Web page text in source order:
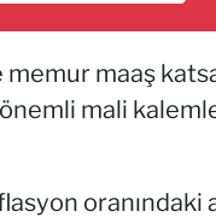
maaş
önemli mali
oranındaki